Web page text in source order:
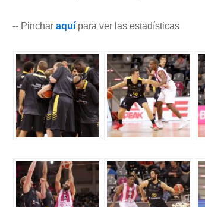
-- Pinchar aquí para ver las estadísticas